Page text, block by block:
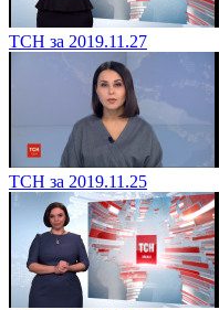
ТСН за 2019.11.27
ТСН за 2019.11.25